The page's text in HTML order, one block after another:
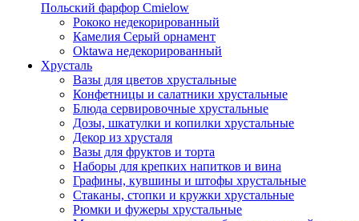
Польский фарфор Сmielow
Рококо недекорированный
Камелия Серый орнамент
Oktawa недекорированный
Хрусталь
Вазы для цветов хрустальные
Конфетницы и салатники хрустальные
Блюда сервировочные хрустальные
Дозы, шкатулки и копилки хрустальные
Декор из хрусталя
Вазы для фруктов и торта
Наборы для крепких напитков и вина
Графины, кувшины и штофы хрустальные
Стаканы, стопки и кружки хрустальные
Рюмки и фужеры хрустальные